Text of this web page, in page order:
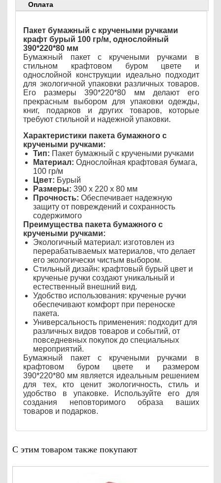
Оплата
Пакет бумажный с кручеными ручками
крафт бурый 100 гр/м, однослойный
390*220*80 мм
Бумажный пакет с кручеными ручками в
стильном крафтовом буром цвете и
однослойной конструкции идеально подходит
для экологичной упаковки различных товаров.
Его размеры 390*220*80 мм делают его
прекрасным выбором для упаковки одежды,
книг, подарков и других товаров, которые
требуют стильной и надежной упаковки.
Характеристики пакета бумажного с
кручеными ручками:
Тип: Пакет бумажный с кручеными ручками
Материал: Однослойная крафтовая бумага,
100 гр/м
Цвет: Бурый
Размеры: 390 х 220 х 80 мм
Прочность: Обеспечивает надежную
защиту от повреждений и сохранность
содержимого
Преимущества пакета бумажного с
кручеными ручками:
Экологичный материал: изготовлен из
перерабатываемых материалов, что делает
его экологически чистым выбором.
Стильный дизайн: крафтовый бурый цвет и
крученые ручки создают уникальный и
естественный внешний вид.
Удобство использования: крученые ручки
обеспечивают комфорт при переноске
пакета.
Универсальность применения: подходит для
различных видов товаров и событий, от
повседневных покупок до специальных
мероприятий.
Бумажный пакет с кручеными ручками в
крафтовом буром цвете и размером
390*220*80 мм является идеальным решением
для тех, кто ценит экологичность, стиль и
удобство в упаковке. Используйте его для
создания неповторимого образа ваших
товаров и подарков.
С этим товаром также покупают